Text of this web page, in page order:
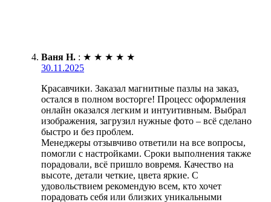
Ваня Н. : ★ ★ ★ ★ ★
30.11.2025
Красавчики. Заказал магнитные пазлы на заказ,
остался в полном восторге! Процесс оформления
онлайн оказался легким и интуитивным. Выбрал
изображения, загрузил нужные фото – всё сделано
быстро и без проблем.
Менеджеры отзывчиво ответили на все вопросы,
помогли с настройками. Сроки выполнения также
порадовали, всё пришло вовремя. Качество на
высоте, детали четкие, цвета яркие. С
удовольствием рекомендую всем, кто хочет
порадовать себя или близких уникальными